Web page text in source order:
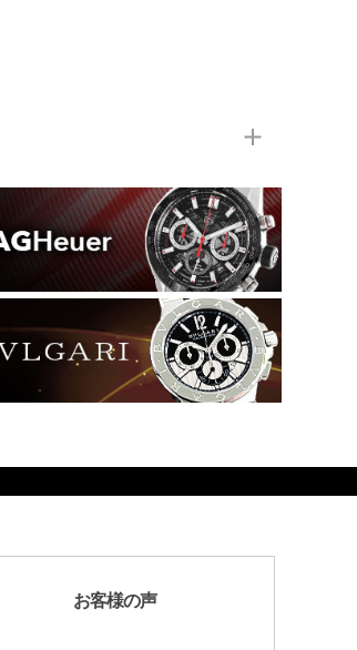
お客様の声